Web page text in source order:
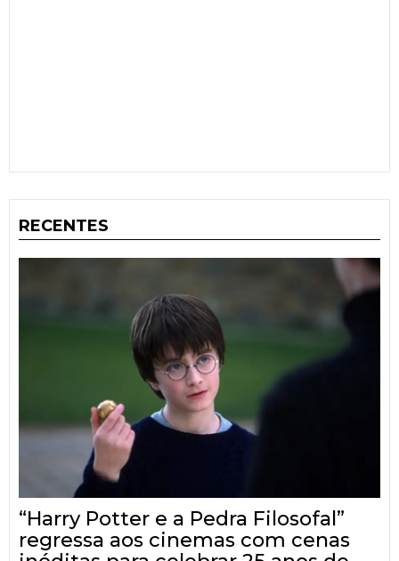
RECENTES
“Harry Potter e a Pedra Filosofal”
regressa aos cinemas com cenas